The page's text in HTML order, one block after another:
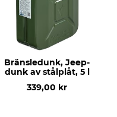
Bränsledunk, Jeep-
dunk av stålplåt, 5 l
339,00 kr